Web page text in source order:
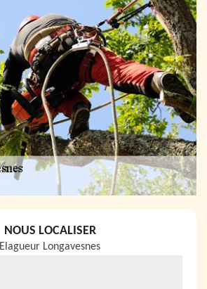
NOUS LOCALISER
Elagueur Longavesnes